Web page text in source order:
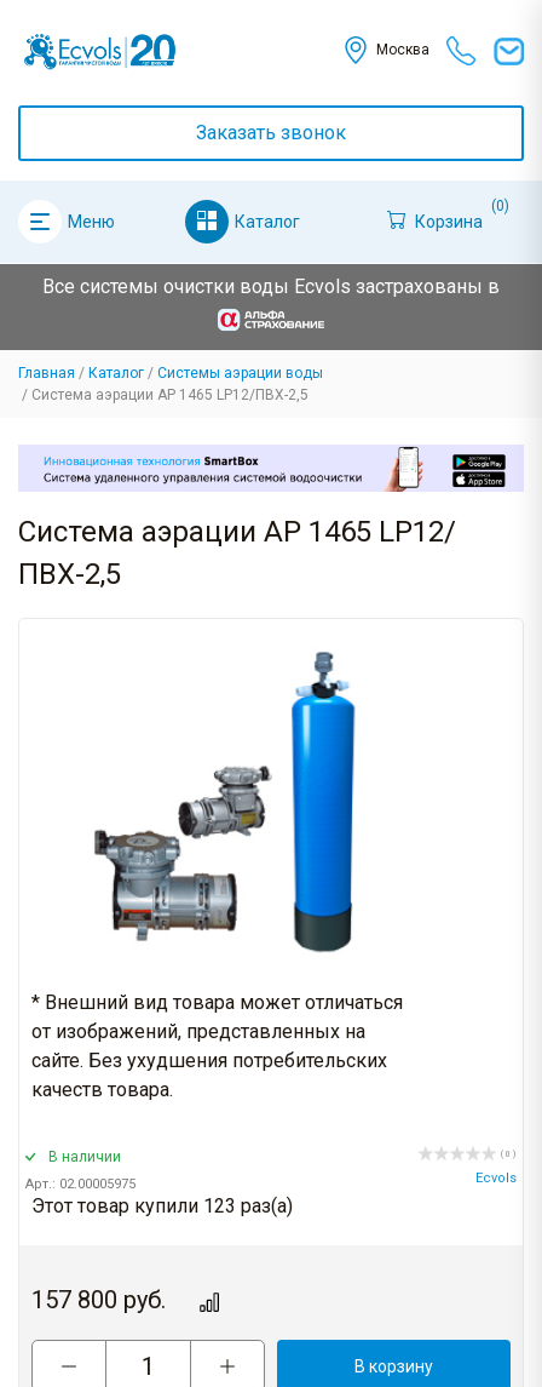
Москва
Заказать звонок
Меню Каталог Корзина
(0)
Все системы очистки воды Ecvols застрахованы в
Главная Каталог
Системы аэрации воды
Система аэрации AP 1465 LP12/ПВХ-2,5
Система аэрации AP 1465 LP12/
ПВХ-2,5
* Внешний вид товара может отличаться
от изображений, представленных на
сайте. Без ухудшения потребительских
качеств товара.
В наличии
Арт.: 02.00005975
( 0 )
Ecvols
Этот товар купили 123 раз(a)
157 800 руб.
В корзину